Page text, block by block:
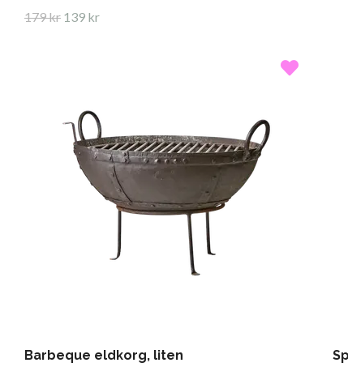
179 kr 139 kr
Barbeque eldkorg, liten